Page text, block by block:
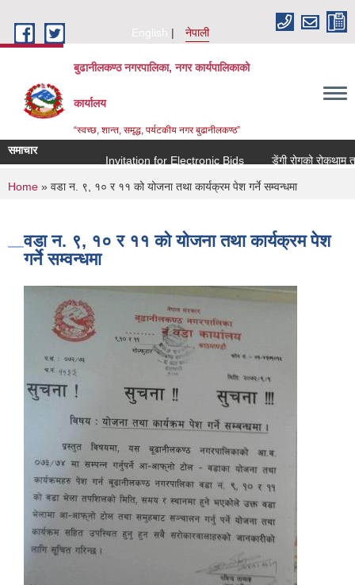
English
नेपाली
बुढानीलकण्ठ नगरपालिका, नगर कार्यपालिकाको
कार्यालय
“स्वच्छ, शान्त, समृद्ध, पर्यटकीय नगर बुढानीलकण्ठ”
समाचार
Invitation for Electronic Bids
डेंगी रोगको रोकथाम
You are here
Home » वडा न.‌ ९, १० र ११ को योजना तथा कार्यक्रम पेश गर्ने सम्वन्धमा
वडा न.‌ ९, १० र ११ को योजना तथा कार्यक्रम पेश
गर्ने सम्वन्धमा